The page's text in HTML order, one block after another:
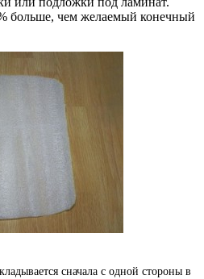
больше, чем желаемый конечный
сначала с одной стороны в